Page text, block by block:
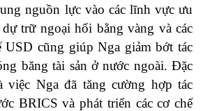
nguồn lực vào các lĩnh vực ưu
trữ ngoại hối bằng vàng và các
USD cũng giúp Nga giảm bớt tác
băng tài sản ở nước ngoài. Đặc
việc Nga đã tăng cường hợp tác
BRICS và phát triển các cơ chế